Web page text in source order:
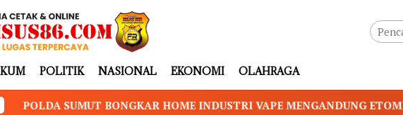
POLITIK NASIONAL EKONOMI OLAHRAGA
HOME INDUSTRI VAPE MENGANDUNG ETOMIDATE, BAHAN BAKU